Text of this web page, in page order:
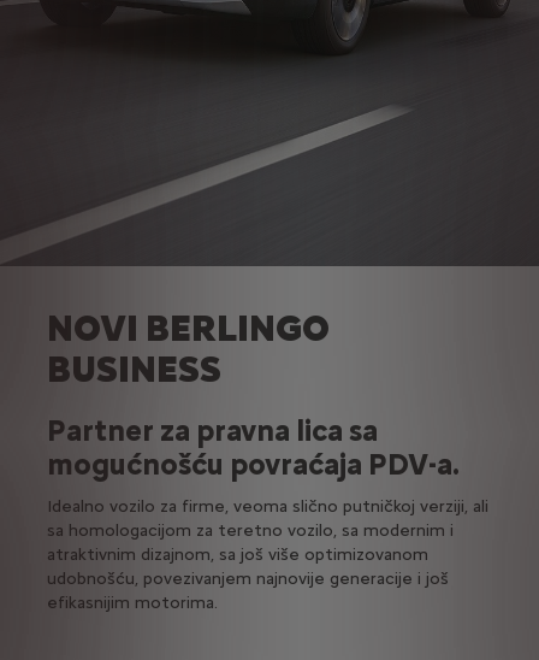
NOVI BERLINGO
BUSINESS
Partner za pravna lica sa
mogućnošću povraćaja PDV-a.
Idealno vozilo za firme, veoma slično putničkoj verziji, ali
sa homologacijom za teretno vozilo, sa modernim i
atraktivnim dizajnom, sa još više optimizovanom
udobnošću, povezivanjem najnovije generacije i još
efikasnijim motorima.